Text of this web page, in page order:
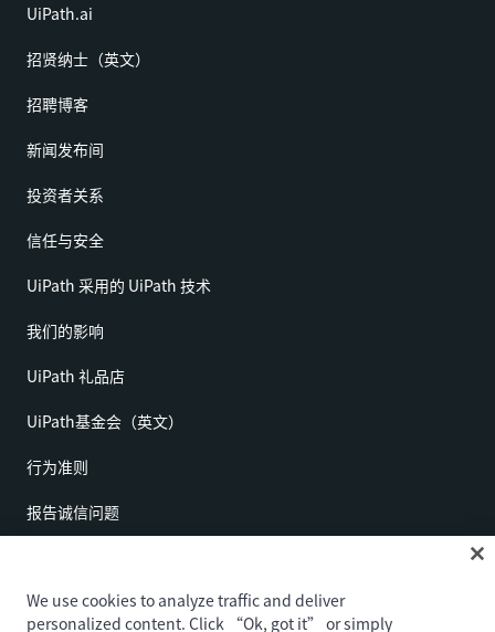
UiPath.ai
招贤纳士（英文）
招聘博客
新闻发布间
投资者关系
信任与安全
UiPath 采用的 UiPath 技术
我们的影响
UiPath 礼品店
UiPath基金会（英文）
行为准则
报告诚信问题
We use cookies to analyze traffic and deliver
personalized content. Click “Ok, got it” or simply